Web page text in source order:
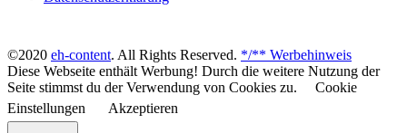
©2020 eh-content. All Rights Reserved. */** Werbehinweis
Diese Webseite enthält Werbung! Durch die weitere Nutzung der
Seite stimmst du der Verwendung von Cookies zu.
Cookie
Einstellungen
Akzeptieren